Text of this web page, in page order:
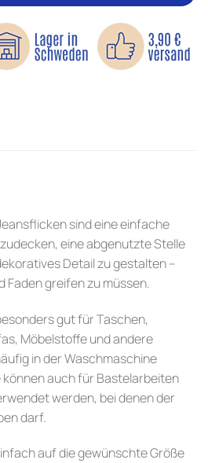
sind eine einfache
eine abgenutzte Stelle
Detail zu gestalten –
Faden greifen zu müssen.
gut für Taschen,
Möbelstoffe und andere
in der Waschmaschine
auch für Bastelarbeiten
werden, bei denen der
darf.
auf die gewünschte Größe